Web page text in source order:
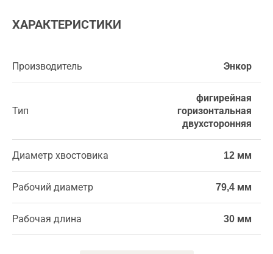
ХАРАКТЕРИСТИКИ
Производитель Энкор
Тип
фигирейная
горизонтальная
двухсторонняя
Диаметр хвостовика 12 мм
Рабочий диаметр 79,4 мм
Рабочая длина 30 мм